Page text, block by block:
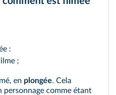
:
;
en plongée. Cela
personnage comme étant